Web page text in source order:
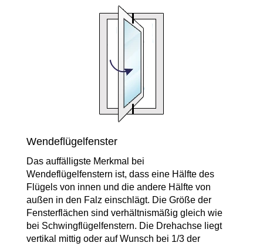
Wendeflügelfenster
Das auffälligste Merkmal bei
Wendeflügelfenstern ist, dass eine Hälfte des
Flügels von innen und die andere Hälfte von
außen in den Falz einschlägt. Die Größe der
Fensterflächen sind verhältnismäßig gleich wie
bei Schwingflügelfenstern. Die Drehachse liegt
vertikal mittig oder auf Wunsch bei 1/3 der